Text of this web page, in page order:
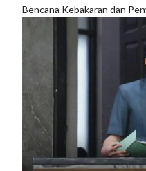
Bencana Kebakaran dan